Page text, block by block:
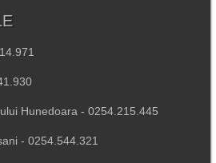
Hunedoara - 0254.215.445
- 0254.544.321